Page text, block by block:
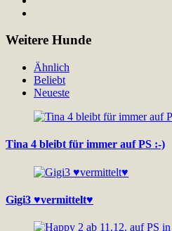
Weitere Hunde
Ähnlich
Beliebt
Neueste
Tina 4 bleibt für immer auf PS :-)
Gigi3 ♥vermittelt♥